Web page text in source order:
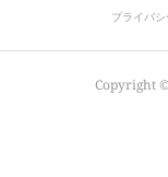
プライバ
Copyright